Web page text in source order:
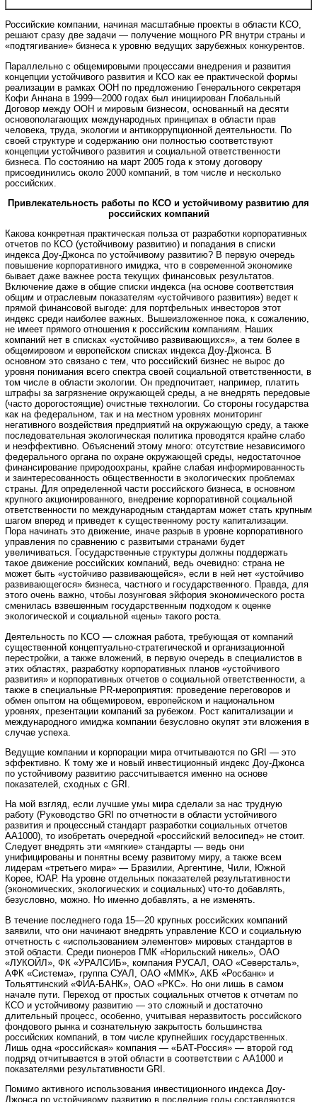
Российские компании, начиная масштабные проекты в области КСО,
решают сразу две задачи — получение мощного PR внутри страны и
«подтягивание» бизнеса к уровню ведущих зарубежных конкурентов.
Параллельно с общемировыми процессами внедрения и развития
концепции устойчивого развития и КСО как ее практической формы
реализации в рамках ООН по предложению Генерального секретаря
Кофи Аннана в 1999—2000 годах был инициирован Глобальный
Договор между ООН и мировым бизнесом, основанный на десяти
основополагающих международных принципах в области прав
человека, труда, экологии и антикоррупционной деятельности. По
своей структуре и содержанию они полностью соответствуют
концепции устойчивого развития и социальной ответственности
бизнеса. По состоянию на март 2005 года к этому договору
присоединились около 2000 компаний, в том числе и несколько
российских.
Привлекательность работы по КСО и устойчивому развитию для
российских компаний
Какова конкретная практическая польза от разработки корпоративных
отчетов по КСО (устойчивому развитию) и попадания в списки
индекса Доу-Джонса по устойчивому развитию? В первую очередь
повышение корпоративного имиджа, что в современной экономике
бывает даже важнее роста текущих финансовых результатов.
Включение даже в общие списки индекса (на основе соответствия
общим и отраслевым показателям «устойчивого развития») ведет к
прямой финансовой выгоде: для портфельных инвесторов этот
индекс среди наиболее важных. Вышеизложенное пока, к сожалению,
не имеет прямого отношения к российским компаниям. Наших
компаний нет в списках «устойчиво развивающихся», а тем более в
общемировом и европейском списках индекса Доу-Джонса. В
основном это связано с тем, что российский бизнес не вырос до
уровня понимания всего спектра своей социальной ответственности, в
том числе в области экологии. Он предпочитает, например, платить
штрафы за загрязнение окружающей среды, а не внедрять передовые
(часто дорогостоящие) очистные технологии. Со стороны государства
как на федеральном, так и на местном уровнях мониторинг
негативного воздействия предприятий на окружающую среду, а также
последовательная экологическая политика проводятся крайне слабо
и неэффективно. Объяснений этому много: отсутствие независимого
федерального органа по охране окружающей среды, недостаточное
финансирование природоохраны, крайне слабая информированность
и заинтересованность общественности в экологических проблемах
страны. Для определенной части российского бизнеса, в основном
крупного акционированного, внедрение корпоративной социальной
ответственности по международным стандартам может стать крупным
шагом вперед и приведет к существенному росту капитализации.
Пора начинать это движение, иначе разрыв в уровне корпоративного
управления по сравнению с развитыми странами будет
увеличиваться. Государственные структуры должны поддержать
такое движение российских компаний, ведь очевидно: страна не
может быть «устойчиво развивающейся», если в ней нет «устойчиво
развивающегося» бизнеса, частного и государственного. Правда, для
этого очень важно, чтобы лозунговая эйфория экономического роста
сменилась взвешенным государственным подходом к оценке
экологической и социальной «цены» такого роста.
Деятельность по КСО — сложная работа, требующая от компаний
существенной концептуально-стратегической и организационной
перестройки, а также вложений, в первую очередь в специалистов в
этих областях, разработку корпоративных планов «устойчивого
развития» и корпоративных отчетов о социальной ответственности, а
также в специальные PR-мероприятия: проведение переговоров и
обмен опытом на общемировом, европейском и национальном
уровнях, презентации компаний за рубежом. Рост капитализации и
международного имиджа компании безусловно окупят эти вложения в
случае успеха.
Ведущие компании и корпорации мира отчитываются по GRI — это
эффективно. К тому же и новый инвестиционный индекс Доу-Джонса
по устойчивому развитию рассчитывается именно на основе
показателей, сходных с GRI.
На мой взгляд, если лучшие умы мира сделали за нас трудную
работу (Руководство GRI по отчетности в области устойчивого
развития и процессный стандарт разработки социальных отчетов
АА1000), то изобретать очередной «российский велосипед» не стоит.
Следует внедрять эти «мягкие» стандарты — ведь они
унифицированы и понятны всему развитому миру, а также всем
лидерам «третьего мира» — Бразилии, Аргентине, Чили, Южной
Корее, ЮАР. На уровне отдельных показателей результативности
(экономических, экологических и социальных) что-то добавлять,
безусловно, можно. Но именно добавлять, а не изменять.
В течение последнего года 15—20 крупных российских компаний
заявили, что они начинают внедрять управление КСО и социальную
отчетность с «использованием элементов» мировых стандартов в
этой области. Среди пионеров ГМК «Норильский никель», ОАО
«ЛУКОЙЛ», ФК «УРАЛСИБ», компания РУСАЛ, ОАО «Северсталь»,
АФК «Система», группа СУАЛ, ОАО «ММК», АКБ «Росбанк» и
Тольяттинский «ФИА-БАНК», ОАО «РКС». Но они лишь в самом
начале пути. Переход от простых социальных отчетов к отчетам по
КСО и устойчивому развитию — это сложный и достаточно
длительный процесс, особенно, учитывая неразвитость российского
фондового рынка и сознательную закрытость большинства
российских компаний, в том числе крупнейших государственных.
Лишь одна «российская» компания — «БАТ-Россия» — второй год
подряд отчитывается в этой области в соответствии с АА1000 и
показателями результативности GRI.
Помимо активного использования инвестиционного индекса Доу-
Джонса по устойчивому развитию в последние годы составляются